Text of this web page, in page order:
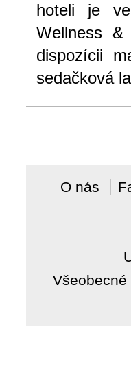
hoteli je
Wellness
dispozícii
sedačková
O nás